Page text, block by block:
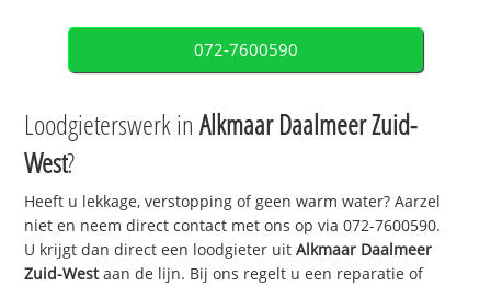
072-7600590
Loodgieterswerk inAlkmaar Daalmeer Zuid-
West?
Heeft u lekkage, verstopping of geen warm water? Aarzel
niet en neem direct contact met ons op via 072-7600590.
U krijgt dan direct een loodgieter uitAlkmaar Daalmeer
Zuid-Westaan de lijn. Bij ons regelt u een reparatie of